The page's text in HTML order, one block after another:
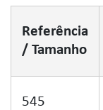
Referência
/ Tamanho
545